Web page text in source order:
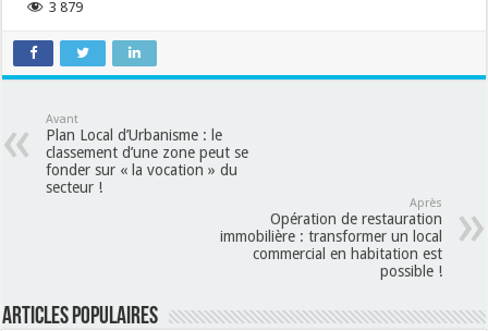
3 879
Avant
Plan Local d’Urbanisme : le
classement d’une zone peut se
fonder sur « la vocation » du
secteur !
Après
Opération de restauration
immobilière : transformer un local
commercial en habitation est
possible !
Articles populaires